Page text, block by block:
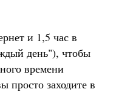
и 1,5 час в
день"), чтобы
времени
просто заходите в